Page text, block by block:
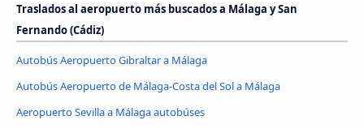
Traslados al aeropuerto más buscados a Málaga y San
Fernando (Cádiz)
Autobús Aeropuerto Gibraltar a Málaga
Autobús Aeropuerto de Málaga-Costa del Sol a Málaga
Aeropuerto Sevilla a Málaga autobúses